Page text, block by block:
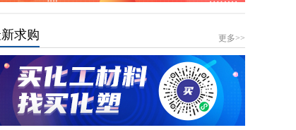
求购 更多>>